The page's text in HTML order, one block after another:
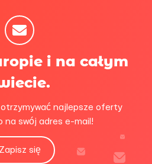
i na całym
najlepsze oferty
na swój adres e-mail!
Zapisz się